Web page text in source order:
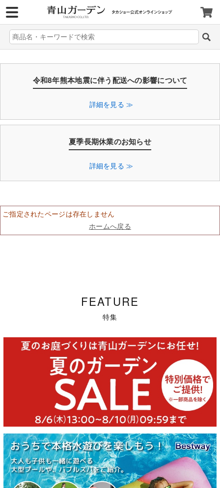
令和8年熊本地震に伴う配送への影響について
詳細を見る ≫
夏季長期休業のお知らせ
詳細を見る ≫
ご指定されたページは存在しません
ホームへ戻る
FEATURE
特集